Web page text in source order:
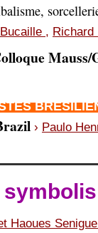
,
› Paulo
Haoues